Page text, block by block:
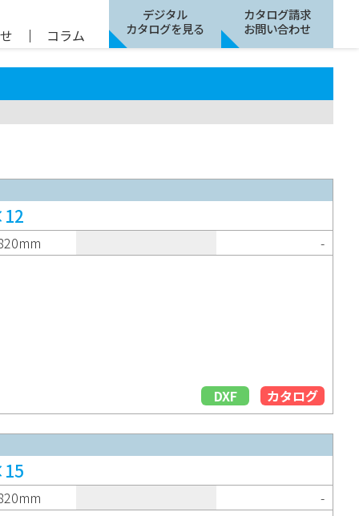
｜ コラム
デジタル
カタログを見る
カタログ請求
お問い合わせ
-
DXF カタログ
-